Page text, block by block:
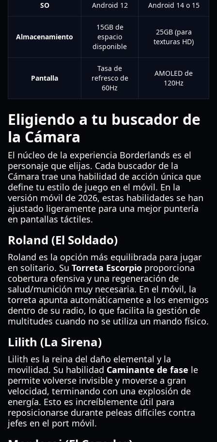
SO Android 12 Android 14 o 15
Almacenamiento
15GB de
espacio
disponible
25GB (para
texturas HD)
Pantalla
Tasa de
refresco de
60Hz
AMOLED de
120Hz
Eligiendo a tu buscador de
la Cámara
El núcleo de la experiencia Borderlands es el
personaje que elijas. Cada buscador de la
Cámara trae una habilidad de acción única que
define tu estilo de juego en el móvil. En la
versión móvil de 2026, estas habilidades se han
ajustado ligeramente para una mejor puntería
en pantallas táctiles.
Roland (El Soldado)
Roland es la opción más equilibrada para jugar
en solitario. Su Torreta Escorpio proporciona
cobertura ofensiva y una regeneración de
salud/munición muy necesaria. En el móvil, la
torreta apunta automáticamente a los enemigos
dentro de su radio, lo que facilita la gestión de
multitudes cuando no se utiliza un mando físico.
Lilith (La Sirena)
Lilith es la reina del daño elemental y la
movilidad. Su habilidad Caminante de fase le
permite volverse invisible y moverse a gran
velocidad, terminando con una explosión de
energía. Esto es increíblemente útil para
reposicionarse durante peleas difíciles contra
jefes en el port móvil.